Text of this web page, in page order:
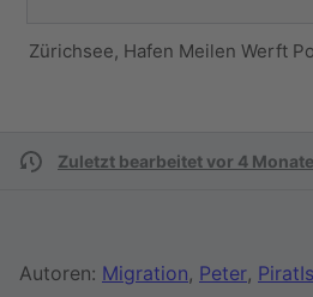
Zürichsee, Hafen Meilen Werft
Zuletzt bearbeitet vor 4
Autoren: Migration, Peter,